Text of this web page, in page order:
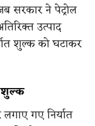
सरकार ने पेट्रोल
उत्पाद
शुल्क को घटाकर
शुल्क
गए निर्यात